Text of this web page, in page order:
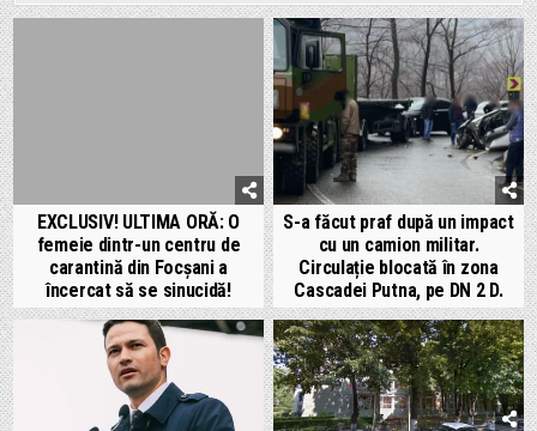
EXCLUSIV! ULTIMA ORĂ: O
femeie dintr-un centru de
carantină din Focșani a
încercat să se sinucidă!
S-a făcut praf după un impact
cu un camion militar.
Circulație blocată în zona
Cascadei Putna, pe DN 2 D.